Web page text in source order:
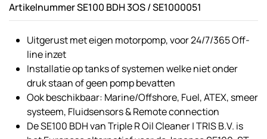
Artikelnummer SE100 BDH 3OS / SE1000051
Uitgerust met eigen motorpomp, voor 24/7/365 Off-
line inzet
Installatie op tanks of systemen welke niet onder
druk staan of geen pomp bevatten
Ook beschikbaar: Marine/Offshore, Fuel, ATEX, smeer
systeem, Fluidsensors & Remote connection
De SE100 BDH van Triple R Oil Cleaner | TRIS B.V. is